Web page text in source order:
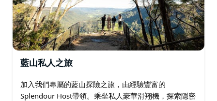
藍山私人之旅
加入我們專屬的藍山探險之旅，由經驗豐富的
Splendour Host帶領。乘坐私人豪華滑翔機，探索隱密